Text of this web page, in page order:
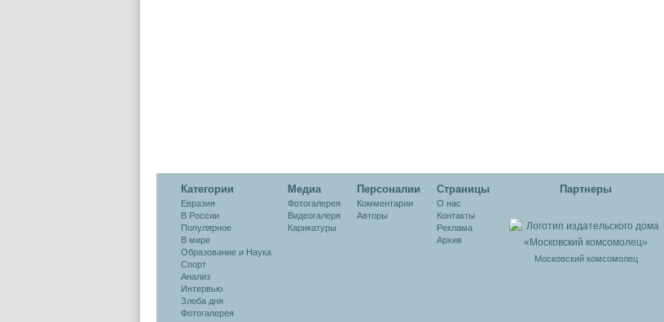
Категории
Евразия
В России
Популярное
В мире
Образование и Наука
Спорт
Анализ
Интервью
Злоба дня
Фотогалерея
Медиа
Фотогалерея
Видеогалеря
Карикатуры
Персоналии
Комментарии
Авторы
Cтраницы
О нас
Контакты
Реклама
Архив
Партнеры
Московский комсомолец